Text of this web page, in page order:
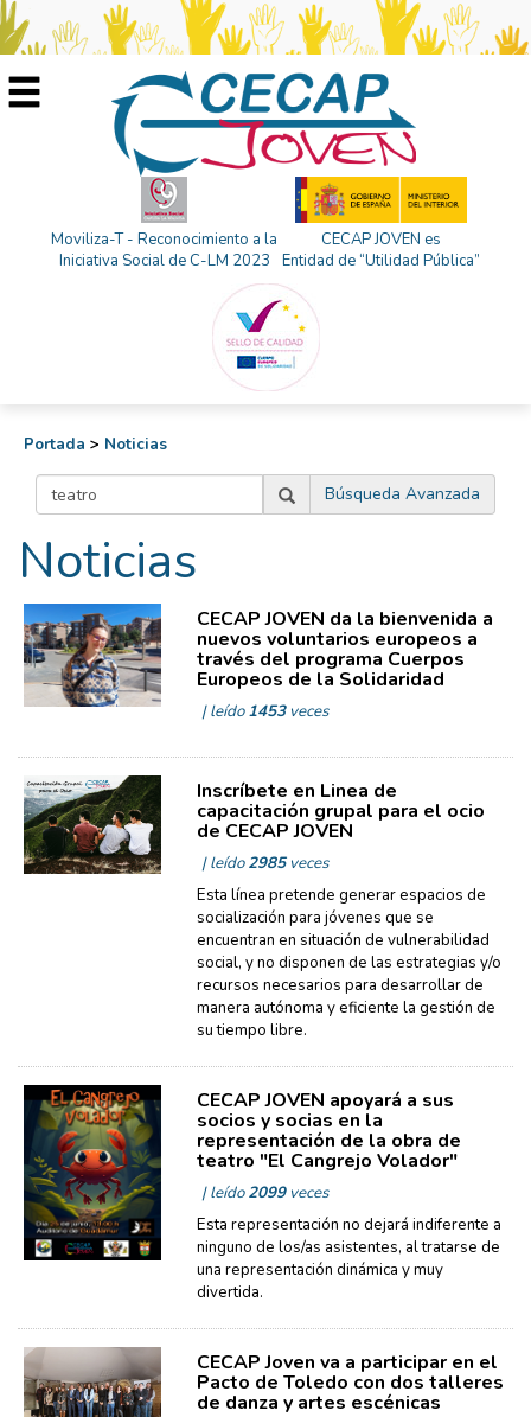
Moviliza-T - Reconocimiento a la
Iniciativa Social de C-LM 2023
CECAP JOVEN es
Entidad de “Utilidad Pública”
Portada > Noticias
Búsqueda Avanzada
Noticias
CECAP JOVEN da la bienvenida a
nuevos voluntarios europeos a
través del programa Cuerpos
Europeos de la Solidaridad
| leído1453veces
Inscríbete en Linea de
capacitación grupal para el ocio
de CECAP JOVEN
| leído2985veces
Esta línea pretende generar espacios de
socialización para jóvenes que se
encuentran en situación de vulnerabilidad
social, y no disponen de las estrategias y/o
recursos necesarios para desarrollar de
manera autónoma y eficiente la gestión de
su tiempo libre.
CECAP JOVEN apoyará a sus
socios y socias en la
representación de la obra de
teatro "El Cangrejo Volador"
| leído2099veces
Esta representación no dejará indiferente a
ninguno de los/as asistentes, al tratarse de
una representación dinámica y muy
divertida.
CECAP Joven va a participar en el
Pacto de Toledo con dos talleres
de danza y artes escénicas